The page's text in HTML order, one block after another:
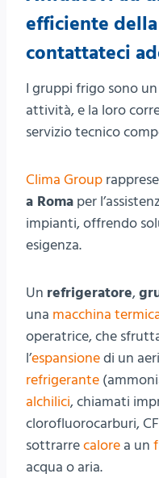
efficiente
contattateci
I gruppi frigo sono
attività, e la loro
servizio tecnico
Clima Group
a Roma per
impianti, offrendo
esigenza.
Un refrigeratore,
una macchina
operatrice, che
l’espansionedi un
refrigerante
alchilici, chiamati
clorofluorocarburi,
sottrarrecalore a un
acqua o aria.